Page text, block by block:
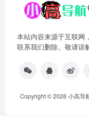
本站内容来源于互联网
联系我们删除。敬请谅
Copyright © 2026 小高导